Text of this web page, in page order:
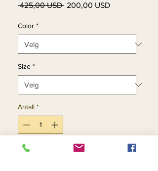
425,00 USD Vanlig
200,00 USDSalgspris
Color *
Size *
Antall *